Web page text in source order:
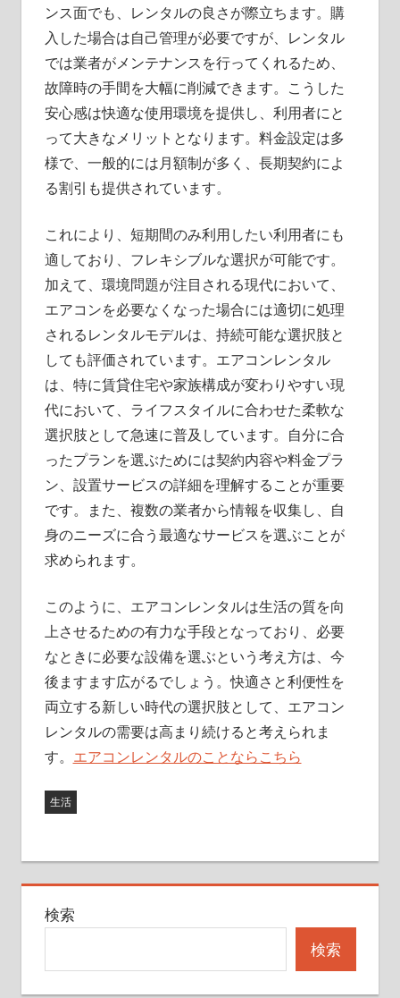
ンス面でも、レンタルの良さが際立ちます。購
入した場合は自己管理が必要ですが、レンタル
では業者がメンテナンスを行ってくれるため、
故障時の手間を大幅に削減できます。こうした
安心感は快適な使用環境を提供し、利用者にと
って大きなメリットとなります。料金設定は多
様で、一般的には月額制が多く、長期契約によ
る割引も提供されています。
これにより、短期間のみ利用したい利用者にも
適しており、フレキシブルな選択が可能です。
加えて、環境問題が注目される現代において、
エアコンを必要なくなった場合には適切に処理
されるレンタルモデルは、持続可能な選択肢と
しても評価されています。エアコンレンタル
は、特に賃貸住宅や家族構成が変わりやすい現
代において、ライフスタイルに合わせた柔軟な
選択肢として急速に普及しています。自分に合
ったプランを選ぶためには契約内容や料金プラ
ン、設置サービスの詳細を理解することが重要
です。また、複数の業者から情報を収集し、自
身のニーズに合う最適なサービスを選ぶことが
求められます。
このように、エアコンレンタルは生活の質を向
上させるための有力な手段となっており、必要
なときに必要な設備を選ぶという考え方は、今
後ますます広がるでしょう。快適さと利便性を
両立する新しい時代の選択肢として、エアコン
レンタルの需要は高まり続けると考えられま
す。 エアコンレンタルのことならこちら
生活
検索
検索